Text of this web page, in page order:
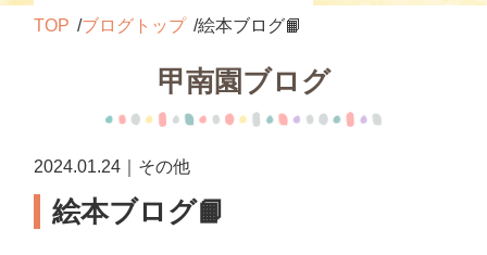
TOP ブログトップ 絵本ブログ📙
甲南園ブログ
2024.01.24｜その他
絵本ブログ📙